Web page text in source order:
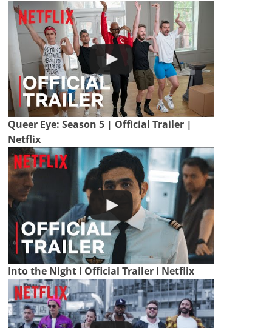
Queer Eye: Season 5 | Official Trailer |
Netflix
Into the Night I Official Trailer I Netflix